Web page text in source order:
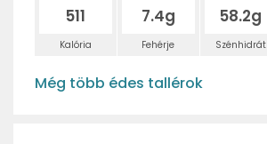
511
Kalória
7.4g
Fehérje
58.2g
Szénhidrát
Még több édes tallérok